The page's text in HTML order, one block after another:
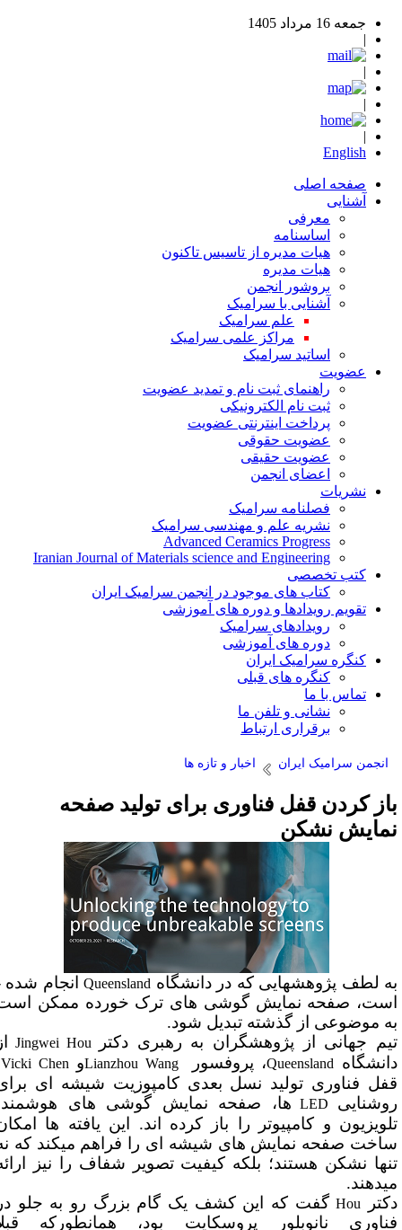
جمعه 16 مرداد 1405
|
|
|
|
English
صفحه اصلی
آشنایی
معرفی
اساسنامه
هیات مدیره از تاسیس تاکنون
هیات مدیره
بروشور انجمن
آشنایی با سرامیک
علم سرامیک
مراکز علمی سرامیک
اساتید سرامیک
عضویت
راهنمای ثبت نام و تمدید عضویت
ثبت نام الکترونیکی
پرداخت اینترنتی عضویت
عضویت حقوقی
عضویت حقیقی
اعضای انجمن
نشریات
فصلنامه سرامیک
نشریه علم و مهندسی سرامیک
Advanced Ceramics Progress
Iranian Journal of Materials science and Engineering
کتب تخصصی
کتاب های موجود در انجمن سرامیک ایران
تقویم رویدادها و دوره های آموزشی
رویدادهای سرامیک
دوره های آموزشی
کنگره سرامیک ایران
کنگره های قبلی
تماس با ما
نشانی و تلفن ما
برقراری ارتباط
انجمن سرامیک ایران اخبار و تازه ها
کردن قفل فناوری برای تولید صفحه
نشکن
لطف پژوهش­هایی که در دانشگاهQueenslandانجام شده ­
صفحه نمایش گوشی­ های ترک خورده ممکن است
موضوعی از گذشته تبدیل شود.
جهانی از پژوهشگران به رهبری دکتر Jingwei Hou از
Queensland، پروفسور Lianzhou WangوVicki Chen،
فناوری تولید نسل بعدی کامپوزیت شیشه ­ای برای
LED
ها، صفحه نمایش گوشی­ های هوشمند،
و کامپیوتر را باز کرده ­اند. این یافته­ ها امکان
صفحه نمایش­ های شیشه ­ای را فراهم می­کند که نه
نشکن هستند؛ بلکه کیفیت تصویر شفاف را نیز ارائه
Houگفت که این کشف یک گام بزرگ رو به جلو در
نانوبلور پروسکایت بود، همانطورکه قبلاً